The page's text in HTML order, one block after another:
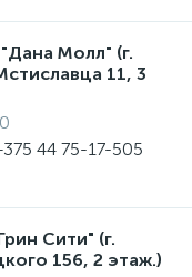
Молл" (г.
11, 3
44 75-17-505
Сити" (г.
156, 2 этаж.)